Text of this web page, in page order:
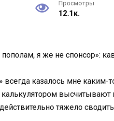
Просмотры
12.1к.
я же не спонсор»:
казалось мне каким-
высчитывают
тяжело